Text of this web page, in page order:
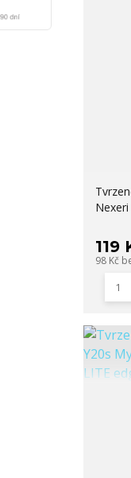
119
98 Kč